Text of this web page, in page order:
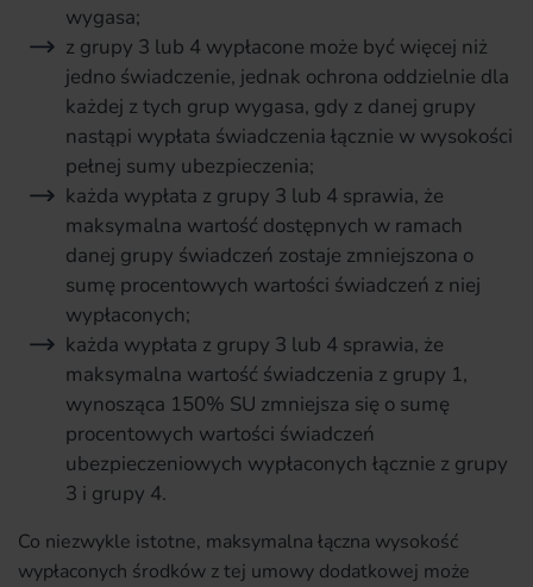
wygasa;
z grupy 3 lub 4 wypłacone może być więcej niż
jedno świadczenie, jednak ochrona oddzielnie dla
każdej z tych grup wygasa, gdy z danej grupy
nastąpi wypłata świadczenia łącznie w wysokości
pełnej sumy ubezpieczenia;
każda wypłata z grupy 3 lub 4 sprawia, że
maksymalna wartość dostępnych w ramach
danej grupy świadczeń zostaje zmniejszona o
sumę procentowych wartości świadczeń z niej
wypłaconych;
każda wypłata z grupy 3 lub 4 sprawia, że
maksymalna wartość świadczenia z grupy 1,
wynosząca 150% SU zmniejsza się o sumę
procentowych wartości świadczeń
ubezpieczeniowych wypłaconych łącznie z grupy
3 i grupy 4.
Co niezwykle istotne, maksymalna łączna wysokość
wypłaconych środków z tej umowy dodatkowej może